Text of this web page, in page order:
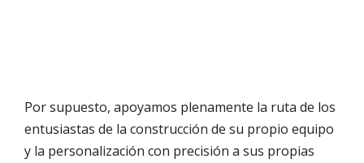
Por supuesto, apoyamos plenamente la ruta de los
entusiastas de la construcción de su propio equipo
y la personalización con precisión a sus propias